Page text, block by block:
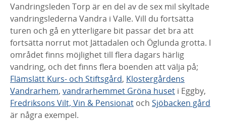
Vandringsleden Torp är en del av de sex mil skyltade
vandringslederna Vandra i Valle. Vill du fortsätta
turen och gå en ytterligare bit passar det bra att
fortsätta norrut mot Jättadalen och Öglunda grotta. I
området finns möjlighet till flera dagars härlig
vandring, och det finns flera boenden att välja på;
Flämslätt Kurs- och Stiftsgård, Klostergårdens
Vandrarhem, vandrarhemmet Gröna huset i Eggby,
Fredriksons Vilt, Vin & Pensionat och Sjöbacken gård
är några exempel.